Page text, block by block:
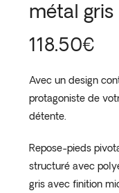
métal gris
118.50€
Avec un design
protagoniste de
détente.
Repose-pieds
structuré avec
gris avec finition